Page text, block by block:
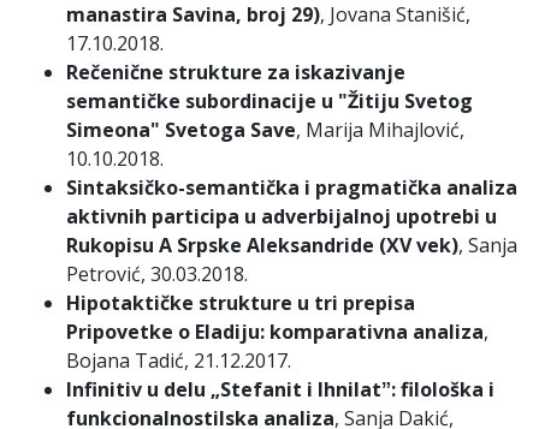
manastira Savina, broj 29), Jovana Stanišić,
17.10.2018.
Rečenične strukture za iskazivanje
semantičke subordinacije u "Žitiju Svetog
Simeona" Svetoga Save, Marija Mihajlović,
10.10.2018.
Sintaksičko-semantička i pragmatička analiza
aktivnih participa u adverbijalnoj upotrebi u
Rukopisu A Srpske Aleksandride (XV vek), Sanja
Petrović, 30.03.2018.
Hipotaktičke strukture u tri prepisa
Pripovetke o Eladiju: komparativna analiza,
Bojana Tadić, 21.12.2017.
Infinitiv u delu „Stefanit i Ihnilatˮ: filološka i
funkcionalnostilska analiza, Sanja Dakić,